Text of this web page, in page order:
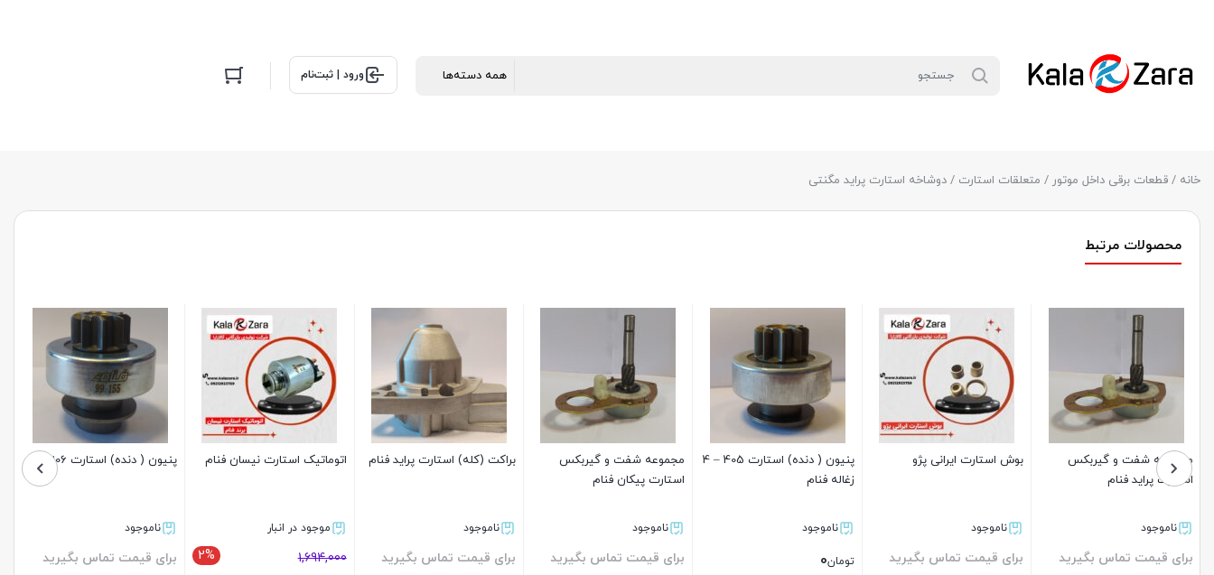
ورود | ثبت‌نام
خانه / قطعات برقی داخل موتور / متعلقات استارت / دوشاخه استارت پراید مگنتی
محصولات مرتبط
مجموعه شفت و گیربکس
استارت پراید فنام
ناموجود
برای قیمت تماس بگیرید
بوش استارت ایرانی پژو
ناموجود
برای قیمت تماس بگیرید
پنیون ( دنده) استارت 405 – 4
زغاله فنام
ناموجود
تومان0
مجموعه شفت و گیربکس
استارت پیکان فنام
ناموجود
برای قیمت تماس بگیرید
براکت (کله) استارت پراید فنام
ناموجود
برای قیمت تماس بگیرید
اتوماتیک استارت نیسان فنام
موجود در انبار
2% 1,694,000
پنیون ( دنده) استارت 206 فنام
ناموجود
برای قیمت تماس بگیرید